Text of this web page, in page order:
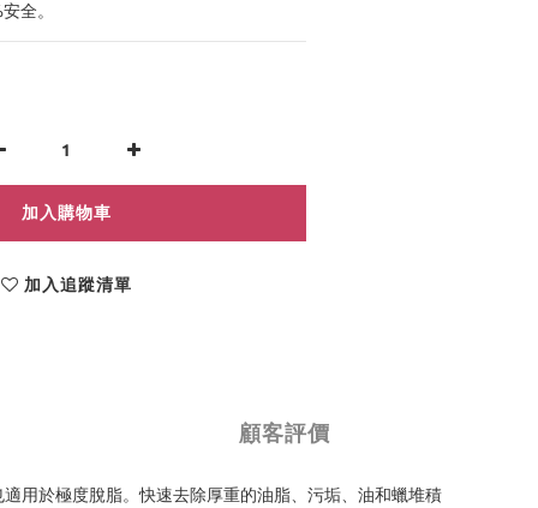
全。
加入購物車
加入追蹤清單
顧客評價
用於極度脫脂。快速去除厚重的油脂、污垢、油和蠟堆積